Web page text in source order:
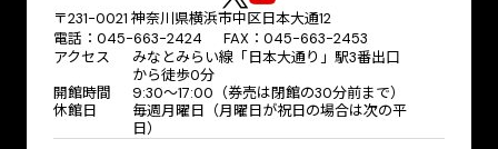
〒231-0021 神奈川県横浜市中区日本大通12
電話：045-663-2424 FAX：045-663-2453
アクセス
みなとみらい線「日本大通り」駅3番出口
から徒歩0分
開館時間
9:30～17:00（券売は閉館の30分前まで）
休館日
毎週月曜日（月曜日が祝日の場合は次の平
日）